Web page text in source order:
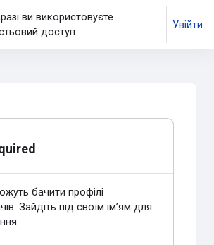
вмісту
ви використовуєте
доступ
Увійти
бачити профілі
Зайдіть під своїм ім’ям для